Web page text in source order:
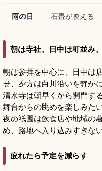
雨の日 石畳が映える
朝は寺社、日中は町並み
朝は参拝を中心に、日中は
せ、夕方は白川沿いを静か
清水寺は朝早くから開門す
舞台からの眺めを楽しみた
夜の祇園は飲食店や地域の
め、路地へ入り込みすぎな
疲れたら予定を減らす